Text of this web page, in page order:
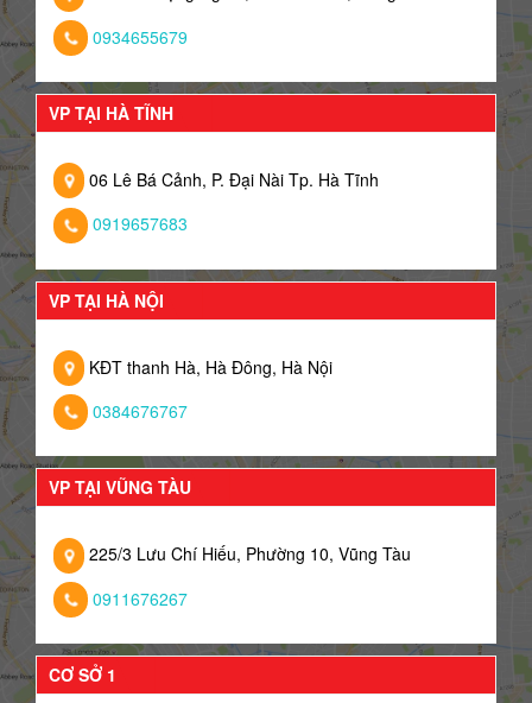
0934655679
VP TẠI HÀ TĨNH
06 Lê Bá Cảnh, P. Đại Nài Tp. Hà Tĩnh
0919657683
VP TẠI HÀ NỘI
KĐT thanh Hà, Hà Đông, Hà Nội
0384676767
VP TẠI VŨNG TÀU
225/3 Lưu Chí Hiếu, Phường 10, Vũng Tàu
0911676267
CƠ SỞ 1